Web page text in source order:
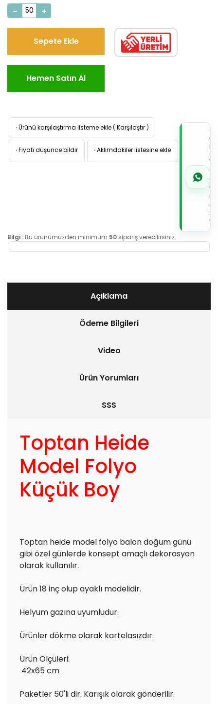
Sepete Ekle
Hemen Satın Al
·Ürünü karşılaştırma listeme ekle ( Karşılaştır )
·Fiyatı düşünce bildir ·Aklımdakiler listesine ekle
İLE
de
Bilgi : Bu ürünümüzden minimum 50 sipariş verebilirsiniz.
Açıklama
Ödeme Bilgileri
Video
Ürün Yorumları
SSS
Toptan Heide
Model Folyo
Küçük Boy
Toptan heide model folyo balon doğum günü
gibi özel günlerde konsept amaçlı dekorasyon
olarak kullanılır.
Ürün 18 inç olup ayaklı modelidir.
Helyum gazına uyumludur.
Ürünler dökme olarak kartelasızdır.
Ürün Ölçüleri:
42x65 cm
Paketler 50'li dir. Karışık olarak gönderilir.